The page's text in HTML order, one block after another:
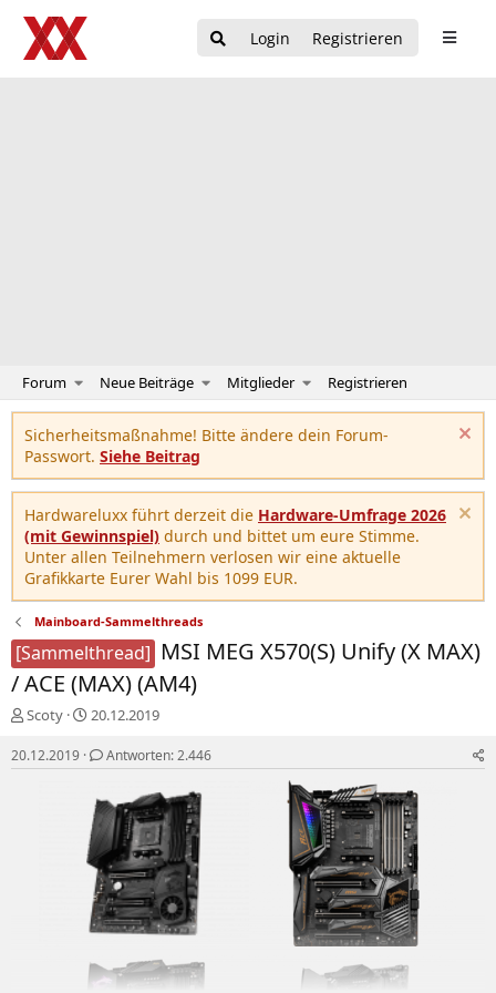
Login Registrieren
Forum Neue Beiträge Mitglieder Registrieren
Sicherheitsmaßnahme! Bitte ändere dein Forum-
Passwort. Siehe Beitrag
Hardwareluxx führt derzeit die Hardware-Umfrage 2026
(mit Gewinnspiel) durch und bittet um eure Stimme.
Unter allen Teilnehmern verlosen wir eine aktuelle
Grafikkarte Eurer Wahl bis 1099 EUR.
Mainboard-Sammelthreads
[Sammelthread] MSI MEG X570(S) Unify (X MAX)
/ ACE (MAX) (AM4)
E
s
t
Scoty
E
s
t
e
l
t
a
m
20.12.2019
20.12.2019 Antworten: 2.446